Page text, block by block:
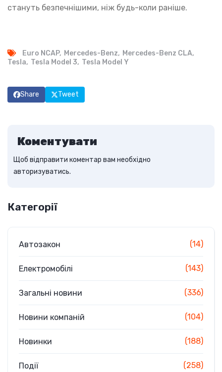
стануть безпечнішими, ніж будь-коли раніше.
Euro NCAP Mercedes-Benz
Mercedes-Benz CLA
Tesla
Tesla Model 3 Tesla Model Y
Share Tweet
Коментувати
Щоб відправити коментар вам необхідно
авторизуватись.
Категорії
Автозакон (14)
Електромобілі (143)
Загальні новини (336)
Новини компаній (104)
Новинки (188)
Події (258)